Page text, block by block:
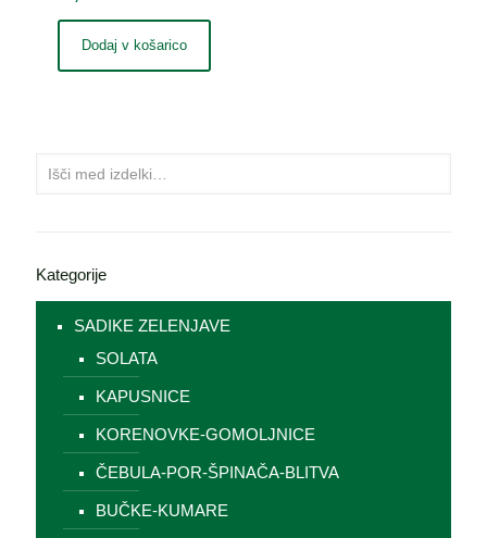
Dodaj v košarico
Kategorije
SADIKE ZELENJAVE
SOLATA
KAPUSNICE
KORENOVKE-GOMOLJNICE
ČEBULA-POR-ŠPINAČA-BLITVA
BUČKE-KUMARE